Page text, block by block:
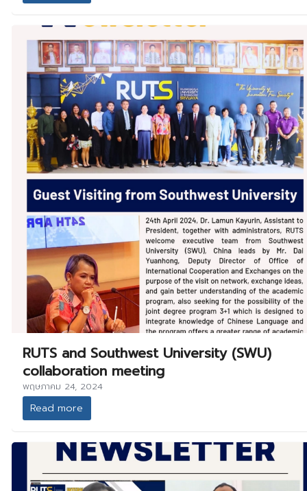
RUTS and Southwest University (SWU)
collaboration meeting
พฤษภาคม 24, 2024
Read more